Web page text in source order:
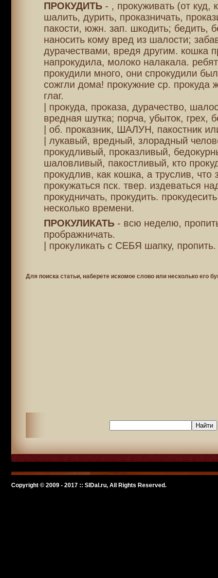
ПРОКУДИТЬ- , прокуживать (от куд,
шалить, дурить, проказничать,
пакости, южн. зап. шкодить; бедить,
наносить кому вред из шалости;
дурачествами, вредя другим. кошка
напрокудила, молоко налакала.
прокудили много, они спрокудили
сожгли дома! прокужние ср. прокуда
глаг.
| прокуда, проказа, дурачество,
вредная шутка; порча, убыток, грех,
| об. проказник, ШАЛУН, пакостник
| лукавый, вредный, злорадный
прокудливый, проказливый,
шаловливый, пакостливый, кто
прокудлив, как кошка, а труслив, что
прокужаться пск. твер. издеваться
прокудничать, прокудить.
несколько времени.
ПРОКУЛИКАТЬ- всю неделю,
прображничать.
| прокуликать с СЕБЯ шапку, пропить.
Для поиска статьи, наберете искомое слово или несколько его
Copyright © 2009 - 2017 :: SlDal.ru, All Rights Reserved.